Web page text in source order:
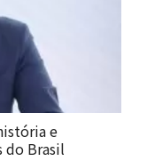
e
do Brasil